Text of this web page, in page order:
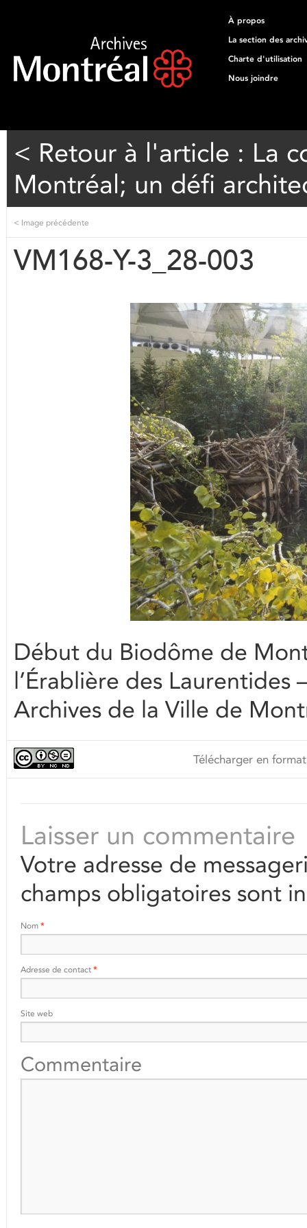
À propos
La section des
Charte d'utilisation
Nous joindre
< Retour à l'article : La
Montréal; un défi
< Image précédente
VM168-Y-3_28-003
Début du Biodôme de
l’Érablière des Laurentides
Archives de la Ville de
Télécharger en
Laisser un commentaire
Votre adresse de
champs obligatoires sont
Nom *
Adresse de contact *
Site web
Commentaire